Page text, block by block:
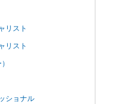
リスト
リスト
ショナル